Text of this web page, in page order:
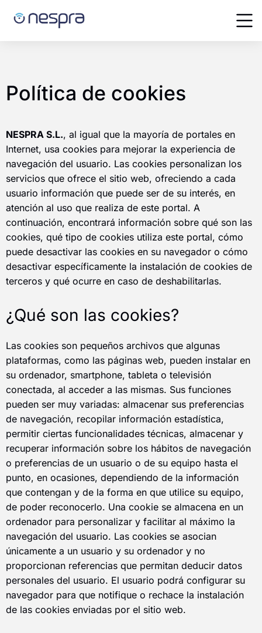
Política de cookies
NESPRA S.L., al igual que la mayoría de portales en
Internet, usa cookies para mejorar la experiencia de
navegación del usuario. Las cookies personalizan los
servicios que ofrece el sitio web, ofreciendo a cada
usuario información que puede ser de su interés, en
atención al uso que realiza de este portal. A
continuación, encontrará información sobre qué son las
cookies, qué tipo de cookies utiliza este portal, cómo
puede desactivar las cookies en su navegador o cómo
desactivar específicamente la instalación de cookies de
terceros y qué ocurre en caso de deshabilitarlas.
¿Qué son las cookies?
Las cookies son pequeños archivos que algunas
plataformas, como las páginas web, pueden instalar en
su ordenador, smartphone, tableta o televisión
conectada, al acceder a las mismas. Sus funciones
pueden ser muy variadas: almacenar sus preferencias
de navegación, recopilar información estadística,
permitir ciertas funcionalidades técnicas, almacenar y
recuperar información sobre los hábitos de navegación
o preferencias de un usuario o de su equipo hasta el
punto, en ocasiones, dependiendo de la información
que contengan y de la forma en que utilice su equipo,
de poder reconocerlo. Una cookie se almacena en un
ordenador para personalizar y facilitar al máximo la
navegación del usuario. Las cookies se asocian
únicamente a un usuario y su ordenador y no
proporcionan referencias que permitan deducir datos
personales del usuario. El usuario podrá configurar su
navegador para que notifique o rechace la instalación
de las cookies enviadas por el sitio web.